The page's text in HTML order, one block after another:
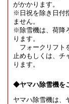
がかかります。
※日祝を除き日付
ません。
※除雪機は、荷降
ります。
フォークリフト
止めもしくは、チ
ります。
◆ヤマハ除雪機を
ヤマハ除雪機は、